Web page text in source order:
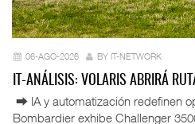
06-AGO-2026 BY IT-NETWORK
IT-ANÁLISIS: VOLARIS ABRIRÁ
⮕ IA y automatización redefinen
Bombardier exhibe Challenger